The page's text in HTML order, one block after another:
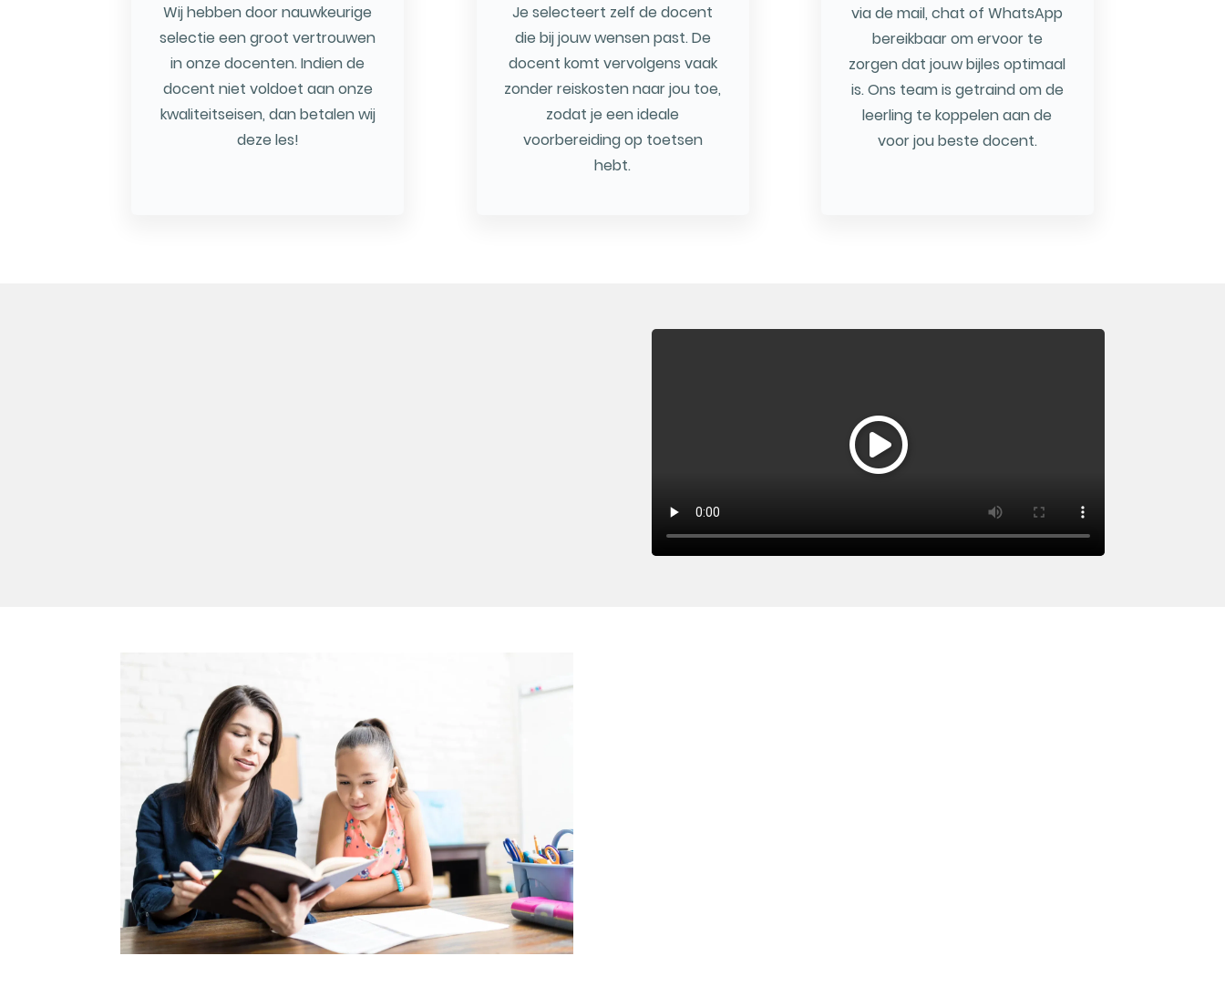
Wij hebben door nauwkeurige
selectie een groot vertrouwen
in onze docenten. Indien de
docent niet voldoet aan onze
kwaliteitseisen, dan betalen wij
deze les!
Je selecteert zelf de docent
die bij jouw wensen past. De
docent komt vervolgens vaak
zonder reiskosten naar jou toe,
zodat je een ideale
voorbereiding op toetsen
hebt.
via de mail, chat of WhatsApp
bereikbaar om ervoor te
zorgen dat jouw bijles optimaal
is. Ons team is getraind om de
leerling te koppelen aan de
voor jou beste docent.